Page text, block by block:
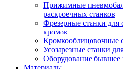
Прижимные
раскроечных станков
Фрезерные станки для
кромок
Кромкооблицовочные
Усозарезные станки
Оборудование бывшее
Материалы